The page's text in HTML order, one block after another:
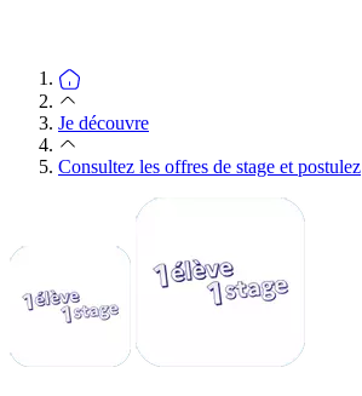
Je découvre
Consultez les offres de stage et postulez